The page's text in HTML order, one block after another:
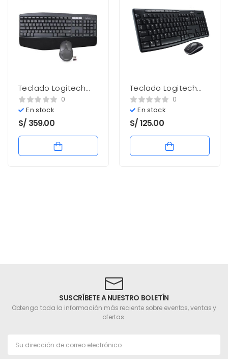
Teclado Logitech
Mk850 + Mouse
Negro nuevo 920-
008659
0
En stock
S/ 359.00
Teclado Logitech
MK270 Negro Nuevo
+ Mouse 920-
004432
0
En stock
S/125.00
SUSCRÍBETE A NUESTRO BOLETÍN
Obtenga toda la información más reciente sobre eventos, ventas y
ofertas.